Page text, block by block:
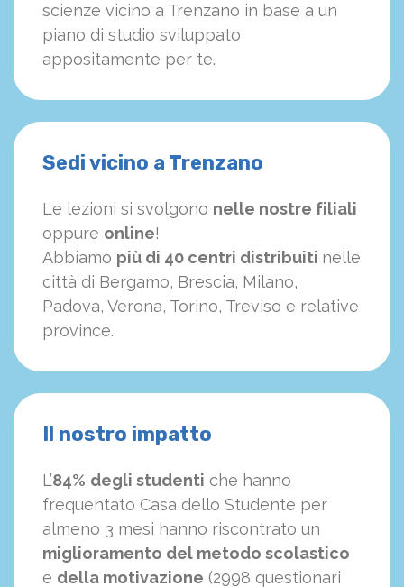
scienze vicino a Trenzano in base a un
piano di studio sviluppato
appositamente per te.
Sedi vicino a Trenzano
Le lezioni si svolgono nelle nostre filiali
oppure online!
Abbiamo più di 40 centri distribuiti nelle
città di Bergamo, Brescia, Milano,
Padova, Verona, Torino, Treviso e relative
province.
Il nostro impatto
L’84% degli studenti che hanno
frequentato Casa dello Studente per
almeno 3 mesi hanno riscontrato un
miglioramento del metodo scolastico
e della motivazione (2998 questionari